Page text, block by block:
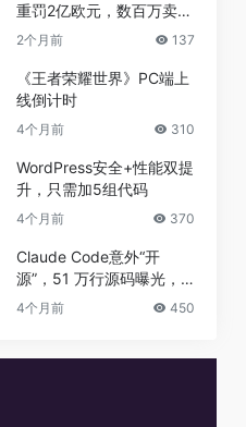
重罚2亿欧元，数百万卖家
恐受牵连
2个月前 137
《王者荣耀世界》PC端上
线倒计时
4个月前 310
WordPress安全+性能双提
升，只需加5组代码
4个月前 370
Claude Code意外“开
源”，51 万行源码曝光，
但真正的秘密没有泄露
4个月前 450